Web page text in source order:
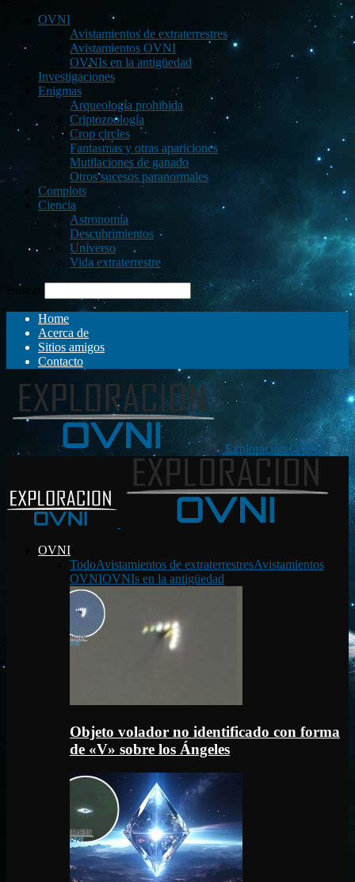
OVNI
Avistamientos de extraterrestres
Avistamientos OVNI
OVNIs en la antigüedad
Investigaciones
Enigmas
Arqueología prohibida
Criptozoología
Crop circles
Fantasmas y otras apariciones
Mutilaciones de ganado
Otros sucesos paranormales
Complots
Ciencia
Astronomía
Descubrimientos
Universo
Vida extraterrestre
Buscar
Home
Acerca de
Sitios amigos
Contacto
Exploración OVNI
OVNI
TodoAvistamientos de extraterrestresAvistamientos
OVNIOVNIs en la antigüedad
Objeto volador no identificado con forma
de «V» sobre los Ángeles